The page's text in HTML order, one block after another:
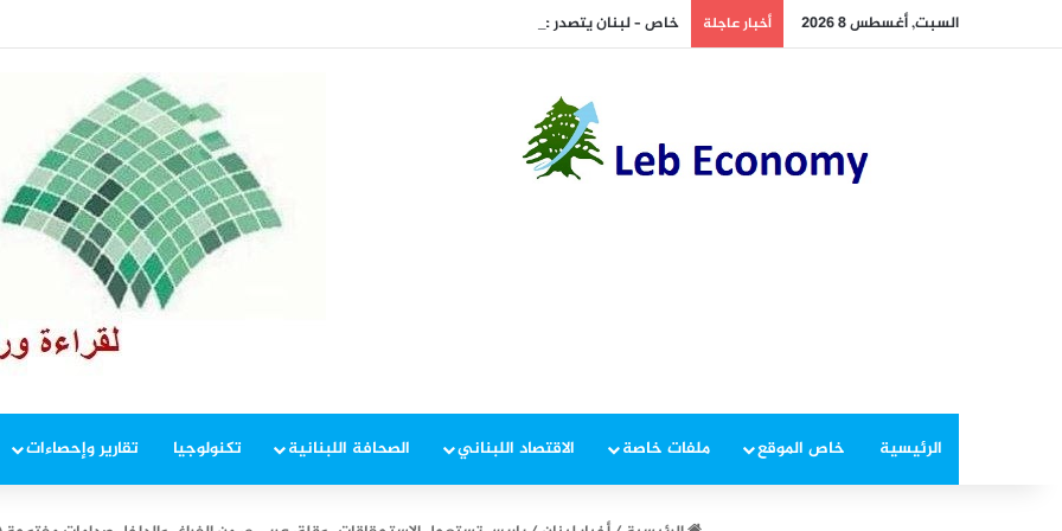
السبت, أغسطس 8 2026 أخبار عاجلة خاص – لبنان يتصدر عربياً في مؤشرين( إنفوغراف)
الرئيسية خاص الموقع ملفات خاصة الاقتصاد اللبناني الصحافة اللبنانية تكنولوجيا تقارير وإحصاءات